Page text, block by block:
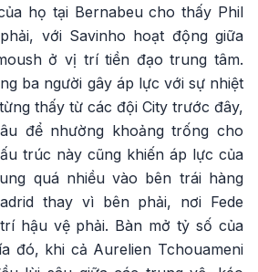
họ tại Bernabeu cho thấy Phil
với Savinho hoạt động giữa
ở vị trí tiền đạo trung tâm.
ba người gây áp lực với sự nhiệt
thấy từ các đội City trước đây,
để nhường khoảng trống cho
trúc này cũng khiến áp lực của
quá nhiều vào bên trái hàng
thay vì bên phải, nơi Fede
hậu vệ phải. Bàn mở tỷ số của
đó, khi cả Aurelien Tchouameni